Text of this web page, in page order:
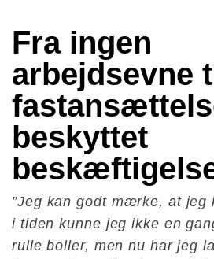
Fra ingen
arbejdsevne
beskyttet
”Jeg kan godt mærke, at jeg
i tiden kunne jeg ikke en
rulle boller, men nu har jeg